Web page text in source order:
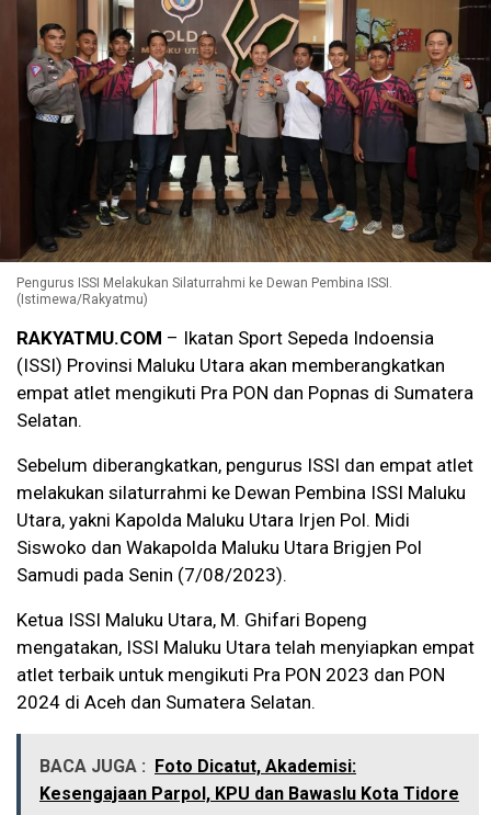
Pengurus ISSI Melakukan Silaturrahmi ke Dewan Pembina ISSI.
(Istimewa/Rakyatmu)
RAKYATMU.COM – Ikatan Sport Sepeda Indoensia
(ISSI) Provinsi Maluku Utara akan memberangkatkan
empat atlet mengikuti Pra PON dan Popnas di Sumatera
Selatan.
Sebelum diberangkatkan, pengurus ISSI dan empat atlet
melakukan silaturrahmi ke Dewan Pembina ISSI Maluku
Utara, yakni Kapolda Maluku Utara Irjen Pol. Midi
Siswoko dan Wakapolda Maluku Utara Brigjen Pol
Samudi pada Senin (7/08/2023).
Ketua ISSI Maluku Utara, M. Ghifari Bopeng
mengatakan, ISSI Maluku Utara telah menyiapkan empat
atlet terbaik untuk mengikuti Pra PON 2023 dan PON
2024 di Aceh dan Sumatera Selatan.
BACA JUGA :
Foto Dicatut, Akademisi:
Kesengajaan Parpol, KPU dan Bawaslu Kota Tidore